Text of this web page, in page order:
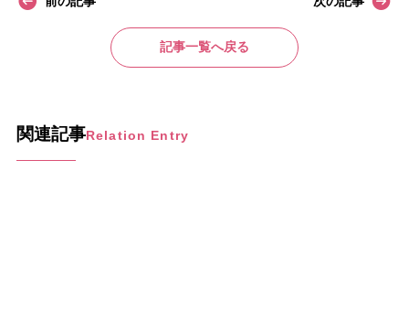
記事一覧へ戻る
関連記事Relation Entry